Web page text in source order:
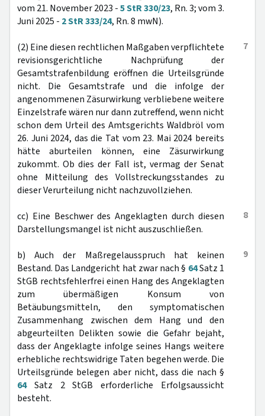
vom 21. November 2023 -5 StR 330/23, Rn. 3; vom 3.
Juni 2025 - 2 StR 333/24, Rn. 8 mwN).
7
(2) Eine diesen rechtlichen Maßgaben verpflichtete
revisionsgerichtliche Nachprüfung der
Gesamtstrafenbildung eröffnen die Urteilsgründe
nicht. Die Gesamtstrafe und die infolge der
angenommenen Zäsurwirkung verbliebene weitere
Einzelstrafe wären nur dann zutreffend, wenn nicht
schon dem Urteil des Amtsgerichts Waldbröl vom
26. Juni 2024, das die Tat vom 23. Mai 2024 bereits
hätte aburteilen können, eine Zäsurwirkung
zukommt. Ob dies der Fall ist, vermag der Senat
ohne Mitteilung des Vollstreckungsstandes zu
dieser Verurteilung nicht nachzuvollziehen.
8
cc) Eine Beschwer des Angeklagten durch diesen
Darstellungsmangel ist nicht auszuschließen.
9
b) Auch der Maßregelausspruch hat keinen
Bestand. Das Landgericht hat zwar nach § 64Satz 1
StGB rechtsfehlerfrei einen Hang des Angeklagten
zum übermäßigen Konsum von
Betäubungsmitteln, den symptomatischen
Zusammenhang zwischen dem Hang und den
abgeurteilten Delikten sowie die Gefahr bejaht,
dass der Angeklagte infolge seines Hangs weitere
erhebliche rechtswidrige Taten begehen werde. Die
Urteilsgründe belegen aber nicht, dass die nach §
64Satz 2 StGB erforderliche Erfolgsaussicht
besteht.